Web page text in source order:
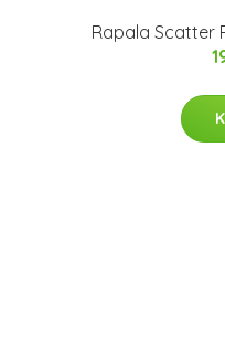
Rapala Scatter